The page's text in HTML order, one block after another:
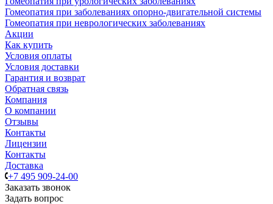
Гомеопатия при заболеваниях опорно-двигательной системы
Гомеопатия при неврологических заболеваниях
Акции
Как купить
Условия оплаты
Условия доставки
Гарантия и возврат
Обратная связь
Компания
О компании
Отзывы
Контакты
Лицензии
Контакты
Доставка
+7 495 909-24-00
Заказать звонок
Задать вопрос